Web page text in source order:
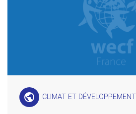
public CLIMAT ET